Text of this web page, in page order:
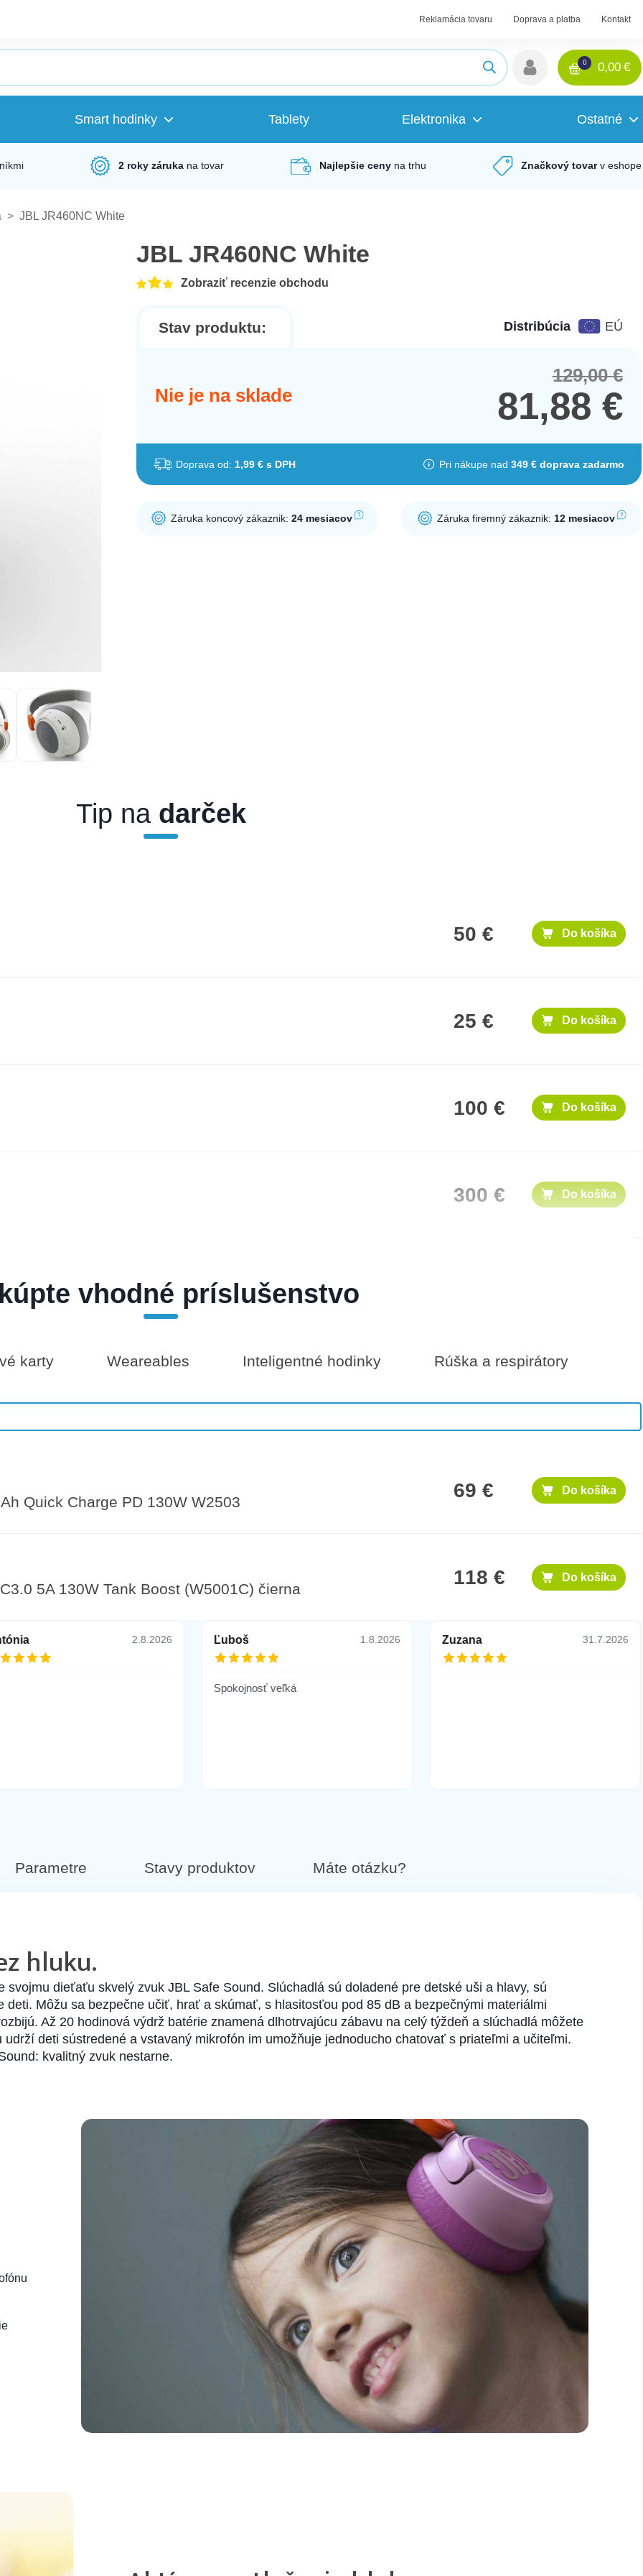
Reklamácia tovaru Doprava a platba Kontakt
0 0,00 €
Smart hodinky Tablety Elektronika Ostatné
2 roky záruka na tovar Najlepšie ceny na trhu Značkový tovar v eshope
> JBL JR460NC White
JBL JR460NC White
Zobraziť recenzie obchodu
Stav produktu: Distribúcia EÚ
Nie je na sklade
129,00€
81,88 €
Doprava od: 1,99 € s DPH Pri nákupe nad 349 € doprava zadarmo
Záruka koncový zákaznik:24 mesiacov Záruka firemný zákaznik: 12 mesiacov
Tip nadarček
50 € Do košíka
25 € Do košíka
100 € Do košíka
300 € Do košíka
1,000 € Do košíka
vhodné príslušenstvo
karty Weareables Inteligentné hodinky Rúška a respirátory
Quick Charge PD 130W W2503
69 € Do košíka
5A 130W Tank Boost (W5001C) čierna
118 € Do košíka
2.8.2026 Ľuboš 1.8.2026
Spokojnosť veľká
Zuzana 31.7.2026
Parametre Stavy produktov Máte otázku?
hluku.
dieťaťu skvelý zvuk JBL Safe Sound. Slúchadlá sú doladené pre detské uši a hlavy, sú
deti. Môžu sa bezpečne učiť, hrať a skúmať, s hlasitosťou pod 85 dB a bezpečnými materiálmi
Až 20 hodinová výdrž batérie znamená dlhotrvajúcu zábavu na celý týždeň a slúchadlá môžete
deti sústredené a vstavaný mikrofón im umožňuje jednoducho chatovať s priateľmi a učiteľmi.
kvalitný zvuk nestarne.